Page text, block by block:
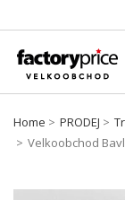
Home PRODEJ
Velkoobchod